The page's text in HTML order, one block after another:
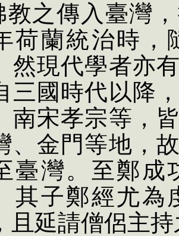
教之傳入臺灣
荷蘭統治時，
然現代學者亦
三國時代以降
南宋孝宗等，
、金門等地，
臺灣。至鄭成
其子鄭經尤為
且延請僧侶主